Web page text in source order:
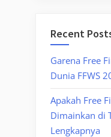
Recent
Garena Free
Dunia FFWS
Apakah Free
Dimainkan di
Lengkapnya